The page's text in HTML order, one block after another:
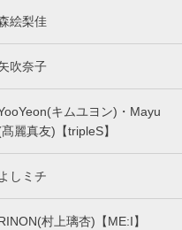
絵梨佳
吹奈子
キムユヨン)・Mayu
髙麗真友)【tripleS】
しミチ
村上璃杏)【ME:I】